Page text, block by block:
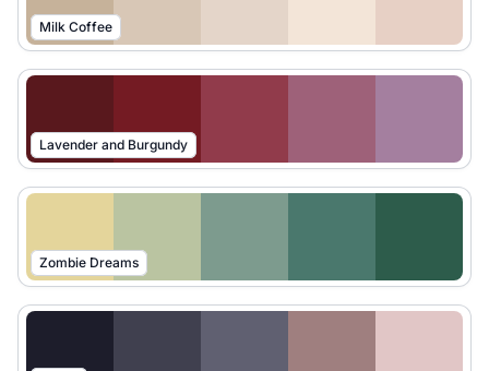
Milk Coffee
Lavender and Burgundy
Zombie Dreams